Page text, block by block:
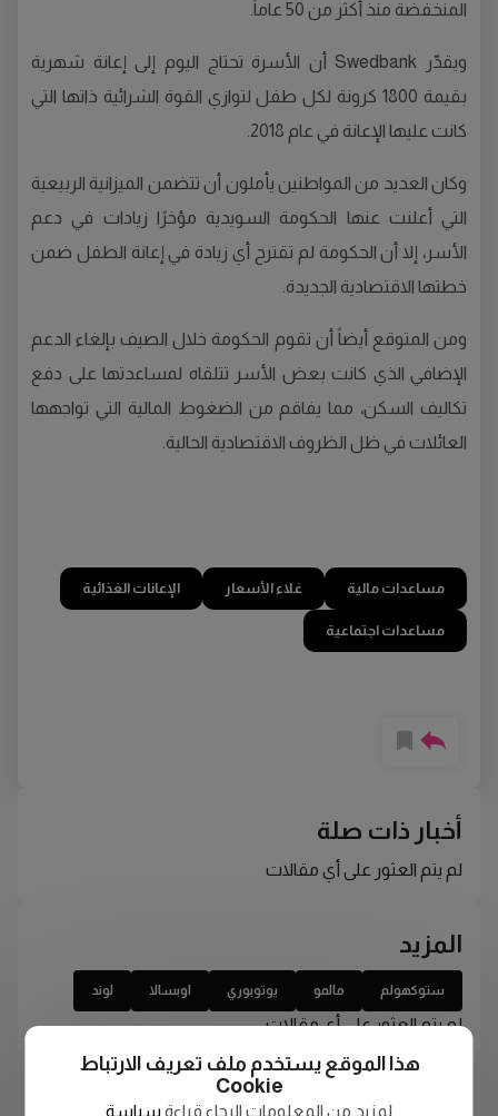
المنخفضة منذ أكثر من 50 عاماً.
ويقدّر Swedbank أن الأسرة تحتاج اليوم إلى إعانة شهرية
بقيمة 1800 كرونة لكل طفل لتوازي القوة الشرائية ذاتها التي
كانت عليها الإعانة في عام 2018.
وكان العديد من المواطنين يأملون أن تتضمن الميزانية الربيعية
التي أعلنت عنها الحكومة السويدية مؤخرًا زيادات في دعم
الأسر، إلا أن الحكومة لم تقترح أي زيادة في إعانة الطفل ضمن
خطتها الاقتصادية الجديدة.
ومن المتوقع أيضاً أن تقوم الحكومة خلال الصيف بإلغاء الدعم
الإضافي الذي كانت بعض الأسر تتلقاه لمساعدتها على دفع
تكاليف السكن، مما يفاقم من الضغوط المالية التي تواجهها
العائلات في ظل الظروف الاقتصادية الحالية.
مساعدات مالية غلاء الأسعار الإعانات الغذائية
مساعدات اجتماعية
أخبار ذات صلة
لم يتم العثور على أي مقالات
المزيد
ستوكهولم مالمو يوتوبوري اوبسالا لوند
لم يتم العثور على أي مقالات
هذا الموقع يستخدم ملف تعريف الارتباط
Cookie
لمزيد من المعلومات الرجاء قراءة سياسة